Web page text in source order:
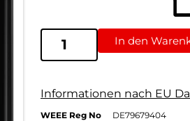
In den
Informationen nach EU
WEEE Reg No
DE79679404